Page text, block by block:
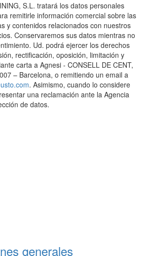
S.L. tratará los datos personales
remitirle información comercial sobre las
y contenidos relacionados con nuestros
Conservaremos sus datos mientras no
Ud. podrá ejercer los derechos
rectificación, oposición, limitación y
carta a Agnesi - CONSELL DE CENT,
– Barcelona, o remitiendo un email a
. Asimismo, cuando lo considere
una reclamación ante la Agencia
de datos.
generales